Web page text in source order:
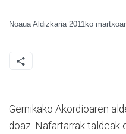
Noaua Aldizkaria 2011ko
Gernikako Akordioaren
doaz. Nafartarrak taldeak